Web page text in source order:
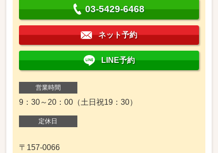
03-5429-6468
ネット予約
LINE予約
営業時間
9：30～20：00（土日祝19：30）
定休日
〒157-0066